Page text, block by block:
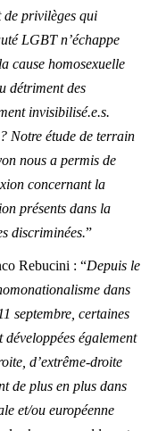
de privilèges qui
LGBT n’échappe
cause homosexuelle
détriment des
invisibilisé.e.s.
Notre étude de terrain
nous a permis de
concernant la
présents dans la
discriminées.”
Rebucini : “Depuis le
dans
septembre , certaines
également
d’extrême-droite
de plus en plus dans
et/ou européenne